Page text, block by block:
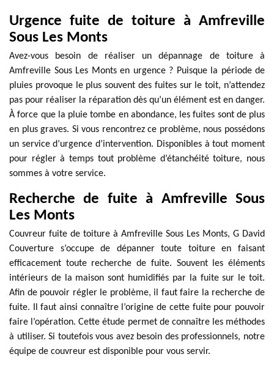
Urgence fuite de toiture à Amfreville
Sous Les Monts
Avez-vous besoin de réaliser un dépannage de toiture à
Amfreville Sous Les Monts en urgence ? Puisque la période de
pluies provoque le plus souvent des fuites sur le toit, n’attendez
pas pour réaliser la réparation dès qu’un élément est en danger.
À force que la pluie tombe en abondance, les fuites sont de plus
en plus graves. Si vous rencontrez ce problème, nous possédons
un service d’urgence d’intervention. Disponibles à tout moment
pour régler à temps tout problème d’étanchéité toiture, nous
sommes à votre service.
Recherche de fuite à Amfreville Sous
Les Monts
Couvreur fuite de toiture à Amfreville Sous Les Monts, G David
Couverture s’occupe de dépanner toute toiture en faisant
efficacement toute recherche de fuite. Souvent les éléments
intérieurs de la maison sont humidifiés par la fuite sur le toit.
Afin de pouvoir régler le problème, il faut faire la recherche de
fuite. Il faut ainsi connaître l’origine de cette fuite pour pouvoir
faire l’opération. Cette étude permet de connaître les méthodes
à utiliser. Si toutefois vous avez besoin des professionnels, notre
équipe de couvreur est disponible pour vous servir.